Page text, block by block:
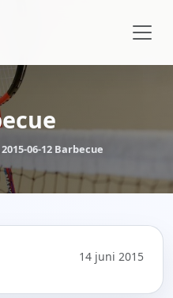
2015-06-12 Barbecue
14 juni 2015